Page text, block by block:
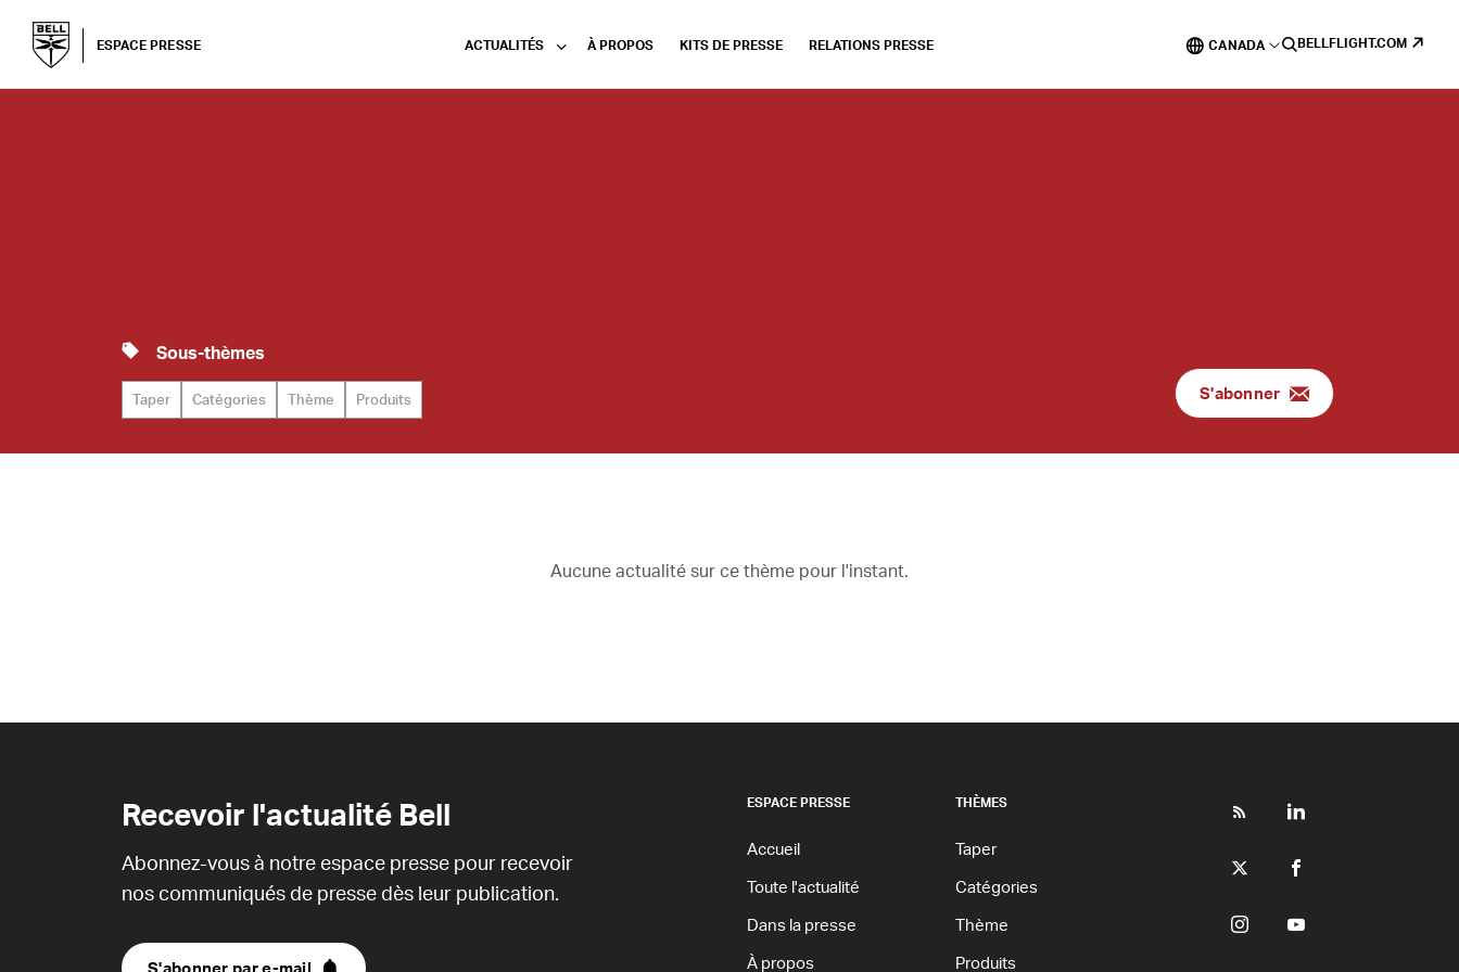
ESPACE PRESSE ACTUALITÉS À PROPOS KITS DE PRESSE RELATIONS PRESSE CANADA BELLFLIGHT.COM
Sous-thèmes
Taper Catégories Thème Produits S'abonner
Aucune actualité sur ce thème pour l'instant.
Recevoir l'actualité Bell
Abonnez-vous à notre espace presse pour recevoir
nos communiqués de presse dès leur publication.
S'abonner par e-mail
ESPACE PRESSE
Accueil
Toute l'actualité
Dans la presse
À propos
THÈMES
Taper
Catégories
Thème
Produits